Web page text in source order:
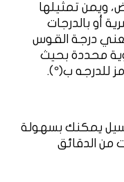
ويمن تمثيلها
أو بالدرجات
تعني درجة القوس
محددة بحيث
°
).
يمكنك بسهولة
من الدقائق